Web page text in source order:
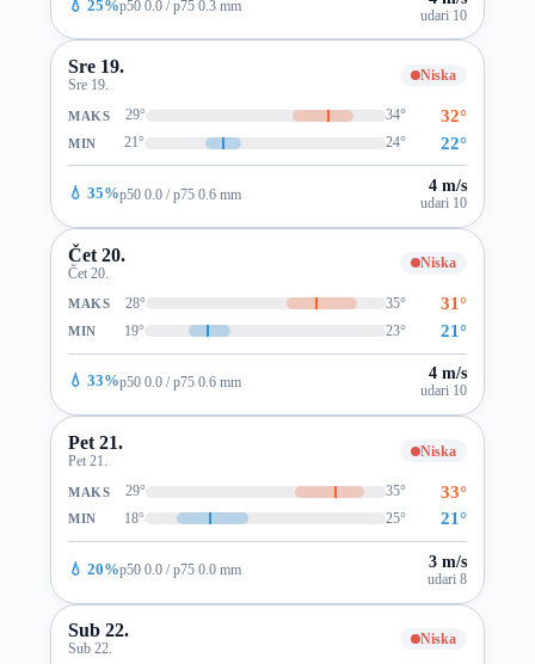
💧 25%p50 0.0 / p75 0.3 mm
udari 10
Sre 19.
Sre 19.
Niska
MAKS 29° 34° 32°
MIN 21° 24° 22°
💧 35%p50 0.0 / p75 0.6 mm 4 m/s
udari 10
Čet 20.
Čet 20.
Niska
MAKS 28° 35° 31°
MIN 19° 23° 21°
💧 33%p50 0.0 / p75 0.6 mm 4 m/s
udari 10
Pet 21.
Pet 21.
Niska
MAKS 29° 35° 33°
MIN 18° 25° 21°
💧 20%p50 0.0 / p75 0.0 mm 3 m/s
udari 8
Sub 22.
Sub 22.
Niska